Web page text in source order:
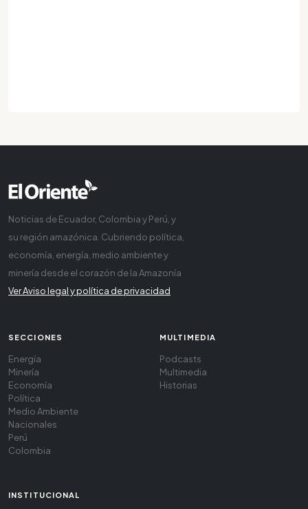
Noticias de Ecuador, Colombia y Perú, y
su región amazónica. Cubriendo política,
economía, energía, medio ambiente y
minería desde el corazón de la Amazonía
Ver Aviso legal y política de privacidad
SECCIONES
Energía
Minería
Economía
Política
Medio Ambiente
Nacionales
Perú
Colombia
MULTIMEDIA
Podcasts
Multimedia
Historias
INSTITUCIONAL